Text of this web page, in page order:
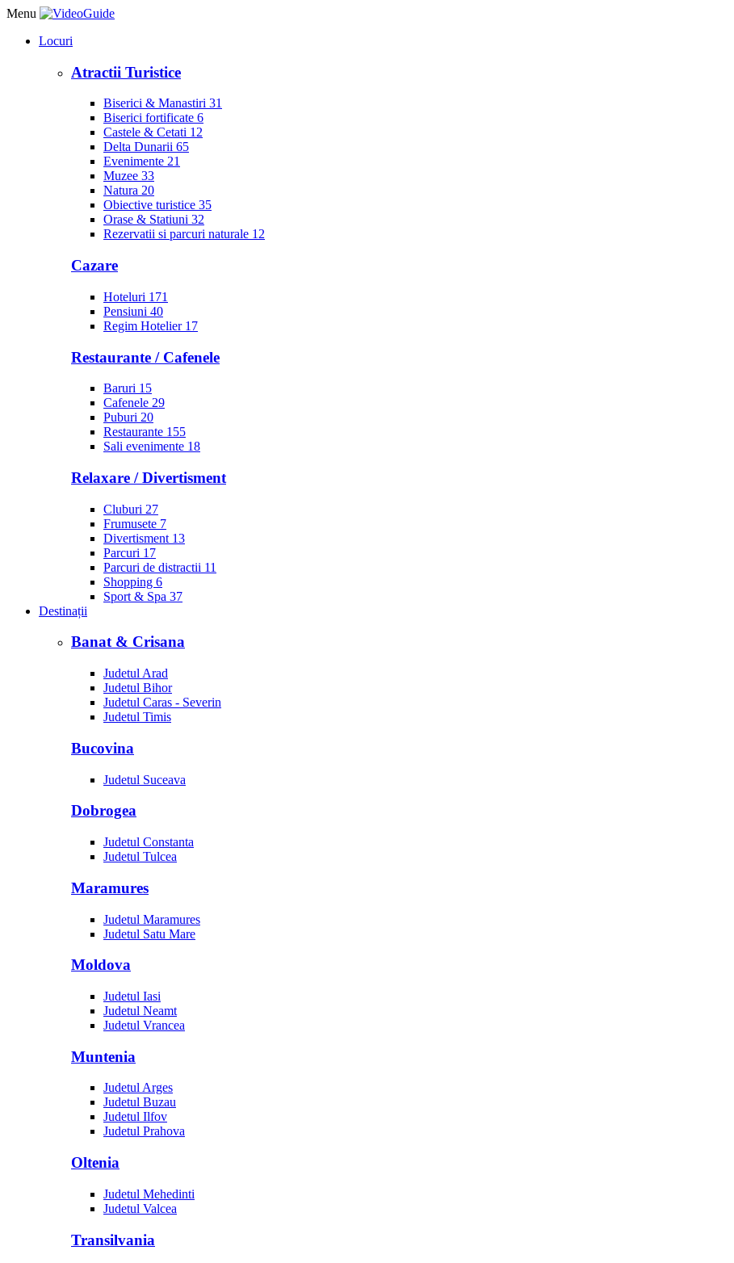
Menu
Locuri
Atractii Turistice
Biserici & Manastiri 31
Biserici fortificate 6
Castele & Cetati 12
Delta Dunarii 65
Evenimente 21
Muzee 33
Natura 20
Obiective turistice 35
Orase & Statiuni 32
Rezervatii si parcuri naturale 12
Cazare
Hoteluri 171
Pensiuni 40
Regim Hotelier 17
Restaurante / Cafenele
Baruri 15
Cafenele 29
Puburi 20
Restaurante 155
Sali evenimente 18
Relaxare / Divertisment
Cluburi 27
Frumusete 7
Divertisment 13
Parcuri 17
Parcuri de distractii 11
Shopping 6
Sport & Spa 37
Destinații
Banat & Crisana
Judetul Arad
Judetul Bihor
Judetul Caras - Severin
Judetul Timis
Bucovina
Judetul Suceava
Dobrogea
Judetul Constanta
Judetul Tulcea
Maramures
Judetul Maramures
Judetul Satu Mare
Moldova
Judetul Iasi
Judetul Neamt
Judetul Vrancea
Muntenia
Judetul Arges
Judetul Buzau
Judetul Ilfov
Judetul Prahova
Oltenia
Judetul Mehedinti
Judetul Valcea
Transilvania